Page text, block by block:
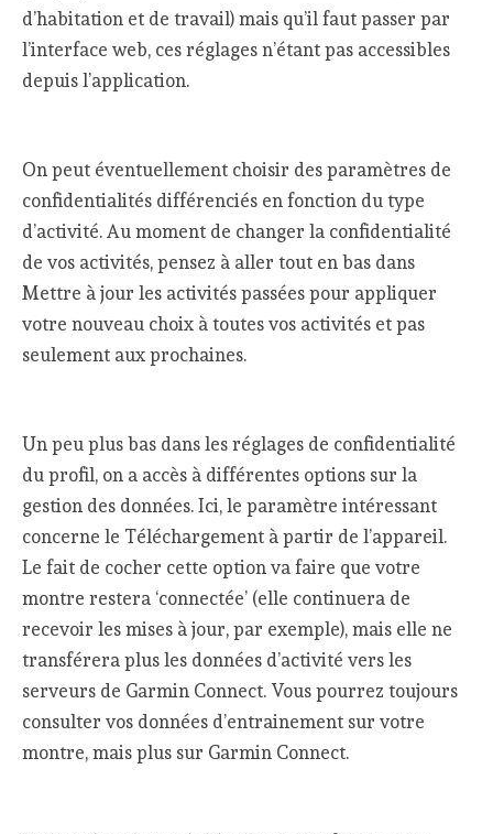
d’habitation et de travail) mais qu’il faut passer par
l’interface web, ces réglages n’étant pas accessibles
depuis l’application.
On peut éventuellement choisir des paramètres de
confidentialités différenciés en fonction du type
d’activité. Au moment de changer la confidentialité
de vos activités, pensez à aller tout en bas dans
Mettre à jour les activités passées pour appliquer
votre nouveau choix à toutes vos activités et pas
seulement aux prochaines.
Un peu plus bas dans les réglages de confidentialité
du profil, on a accès à différentes options sur la
gestion des données. Ici, le paramètre intéressant
concerne le Téléchargement à partir de l’appareil.
Le fait de cocher cette option va faire que votre
montre restera ‘connectée’ (elle continuera de
recevoir les mises à jour, par exemple), mais elle ne
transférera plus les données d’activité vers les
serveurs de Garmin Connect. Vous pourrez toujours
consulter vos données d’entrainement sur votre
montre, mais plus sur Garmin Connect.